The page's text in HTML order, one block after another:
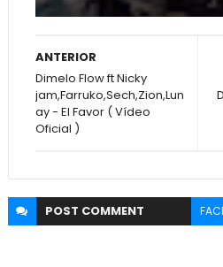
ANTERIOR
Dimelo Flow ft Nicky
jam,Farruko,Sech,Zion,Lun
ay - El Favor ( Vídeo
Oficial )
POST COMMENT